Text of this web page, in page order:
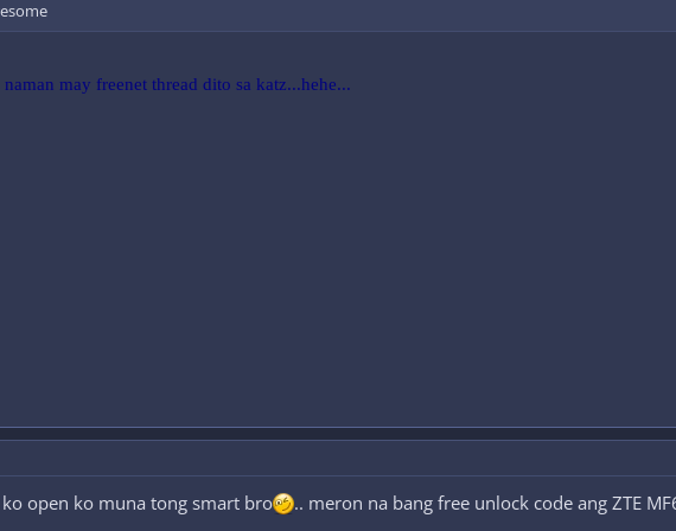
this.
may freenet thread dito sa katz...hehe...
open ko muna tong smart bro .. meron na bang free unlock code ang ZTE